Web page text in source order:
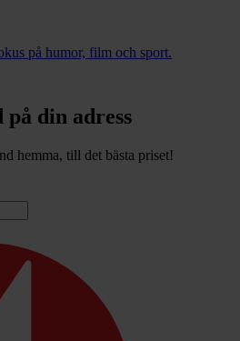
på humor, film och sport.
din adress
hemma, till det bästa priset!